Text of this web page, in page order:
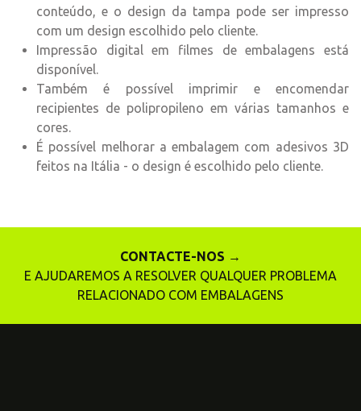
conteúdo, e o design da tampa pode ser impresso
com um design escolhido pelo cliente.
Impressão digital em filmes de embalagens está
disponível.
Também é possível imprimir e encomendar
recipientes de polipropileno em várias tamanhos e
cores.
É possível melhorar a embalagem com adesivos 3D
feitos na Itália - o design é escolhido pelo cliente.
CONTACTE-NOS →
E AJUDAREMOS A RESOLVER QUALQUER PROBLEMA
RELACIONADO COM EMBALAGENS